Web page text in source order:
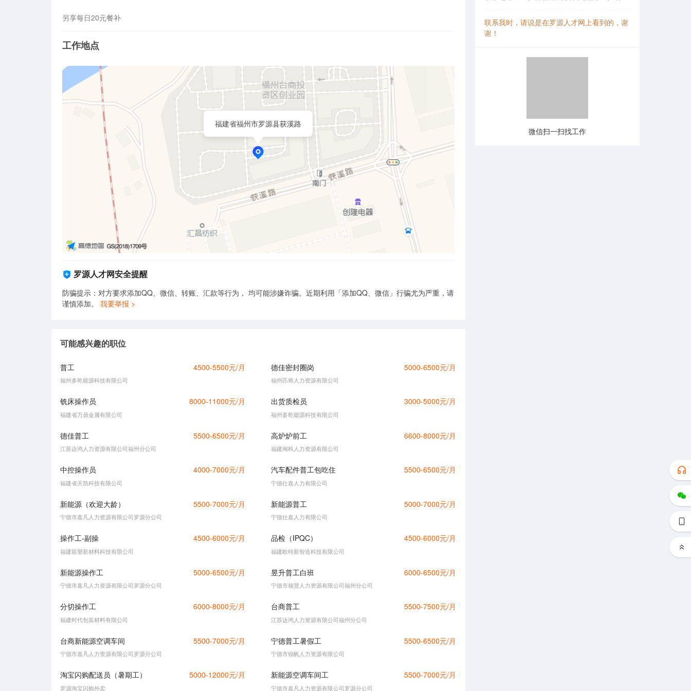
另享每日20元餐补
工作地点
福建省福州市罗源县获溪路
罗源人才网安全提醒
防骗提示：对方要求添加QQ、微信、转账、汇款等行为， 均可能涉嫌诈骗。近期利用「添加QQ、微信」行骗尤为严重，请
谨慎添加。 我要举报 >
可能感兴趣的职位
普工 4500-5500元/月
福州多乾能源科技有限公司
德佳密封圈岗 5000-6500元/月
福州匹将人力资源有限公司
铣床操作员 8000-11000元/月
福建省万鼎金属有限公司
出货质检员 3000-5000元/月
福州多乾能源科技有限公司
德佳普工 5500-6500元/月
江苏达鸿人力资源有限公司福州分公司
高炉炉前工 6600-8000元/月
福建闽科人力资源有限公司
中控操作员 4000-7000元/月
福建省天凯科技有限公司
汽车配件普工包吃住 5500-6500元/月
宁德仕嘉人力有限公司
新能源（欢迎大龄） 5500-7000元/月
宁德市嘉凡人力资源有限公司罗源分公司
新能源普工 5000-7000元/月
宁德仕嘉人力有限公司
操作工-副操 4500-6000元/月
福建联塑新材料科技有限公司
品检（IPQC） 4500-6000元/月
福建欧特新智造科技有限公司
新能源操作工 5000-6500元/月
宁德市嘉凡人力资源有限公司罗源分公司
昱升普工白班 6000-6500元/月
宁德市领贤人力资源有限公司福州分公司
分切操作工 6000-8000元/月
福建时代包装材料有限公司
台商普工 5500-7500元/月
江苏达鸿人力资源有限公司福州分公司
台商新能源空调车间 5500-7000元/月
宁德市嘉凡人力资源有限公司罗源分公司
宁德普工暑假工 5500-6500元/月
宁德市锐帆人力资源有限公司
淘宝闪购配送员（暑期工） 5000-12000元/月
罗源淘宝闪购外卖
新能源空调车间工 5500-7000元/月
宁德市嘉凡人力资源有限公司罗源分公司
联系我时，请说是在罗源人才网上看到的，谢
谢！
微信扫一扫找工作